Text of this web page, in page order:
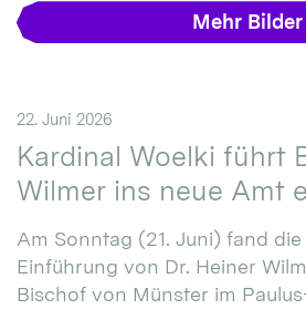
Mehr Bilder
Kardinal Woelki führt
Wilmer ins neue Amt
22. Juni 2026
Am Sonntag (21. Juni) fand die
Einführung von Dr. Heiner
Bischof von Münster im